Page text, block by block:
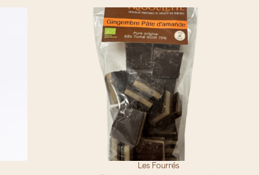
Les Fourrés